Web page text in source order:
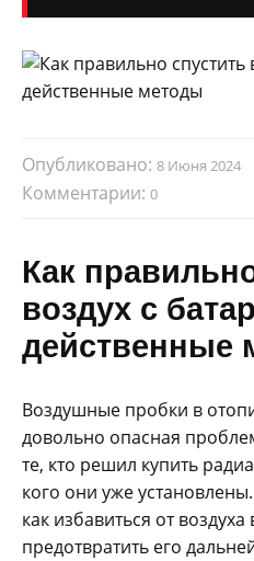
Опубликовано: 8 Июня 2024
Комментарии: 0
Как
воздух с
действенные
Воздушные пробки в
довольно опасная
те, кто решил купить
кого они уже
как избавиться от
предотвратить его